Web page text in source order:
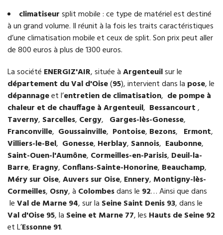
climatiseursplit mobile : ce type de matériel est destiné
à un grand volume. Il réunit à la fois les traits caractéristiques
d’une climatisation mobile et ceux de split. Son prix peut aller
de 800 euros à plus de 1300 euros.
La société ENERGIZ'AIR, située àArgenteuilsur le
département du Val d'Oise(95), intervient dans la pose, le
dépannageet l’entretien de climatisation, de pompe à
chaleur et de chauffage à Argenteuil, Bessancourt,
Taverny, Sarcelles, Cergy, Garges-lès-Gonesse,
Franconville, Goussainville, Pontoise, Bezons, Ermont,
Villiers-le-Bel, Gonesse, Herblay, Sannois, Eaubonne,
Saint-Ouen-l'Aumône, Cormeilles-en-Parisis, Deuil-la-
Barre, Eragny, Conflans-Sainte-Honorine, Beauchamp,
Méry sur Oise,Auvers sur Oise, Ennery, Montigny-lès-
Cormeilles, Osny, à Colombesdans le 92… Ainsi que dans
leVal de Marne 94, sur la Seine Saint Denis 93, dans le
Val d'Oise 95, la Seine et Marne 77, les Hauts de Seine 92
et L’Essonne 91.